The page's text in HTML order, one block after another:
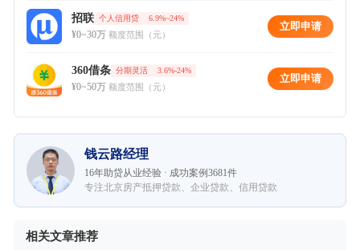
招联 个人信用贷 6.9%~24%
¥0~30万 额度范围（元）
立即申请
360借条 分期灵活 3.6%-24%
¥0~50万 额度范围（元）
立即申请
钱云路经理
16年助贷从业经验 · 成功案例3681件
专注北京房产抵押贷款、企业贷款、信用贷款
相关文章推荐